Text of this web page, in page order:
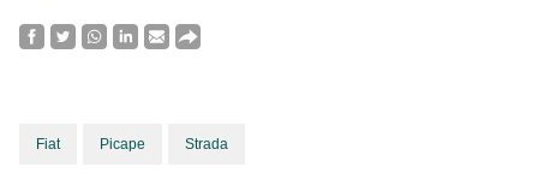
Fiat Picape Strada